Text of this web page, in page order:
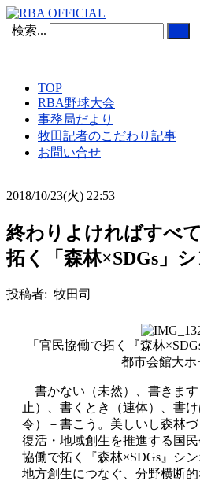
検索...
TOP
RBA野球大会
事務局だより
牧田記者のこだわり記事
お問い合せ
2018/10/23(火) 22:53
終わりよければすべ
拓く「森林×SDGs」
投稿者: 牧田司
「官民協働で拓く『森林
都市会館大ホ
書かない（未然）、書きま
止）、書くとき（連体）、書
令）－書こう。美しいし森林
復活・地域創生を推進する国
協働で拓く『森林×SDGs』シ
地方創生につなぐ、分野横断